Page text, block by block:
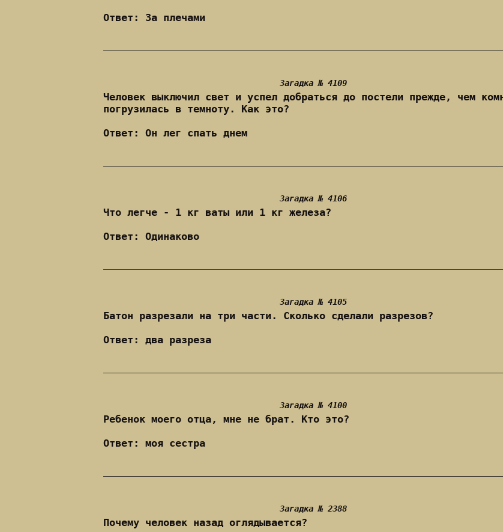
Ответ: За плечами
Загадка № 4109
Человек выключил свет и успел добраться до постели прежде, чем
погрузилась в темноту. Как это?
Ответ: Он лег спать днем
Загадка № 4106
Что легче - 1 кг ваты или 1 кг железа?
Ответ: Одинаково
Загадка № 4105
Батон разрезали на три части. Сколько сделали разрезов?
Ответ: два разреза
Загадка № 4100
Ребенок моего отца, мне не брат. Кто это?
Ответ: моя сестра
Загадка № 2388
Почему человек назад оглядывается?